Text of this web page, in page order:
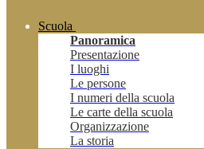
Scuola
Panoramica
Presentazione
I luoghi
Le persone
I numeri della scuola
Le carte della scuola
Organizzazione
La storia